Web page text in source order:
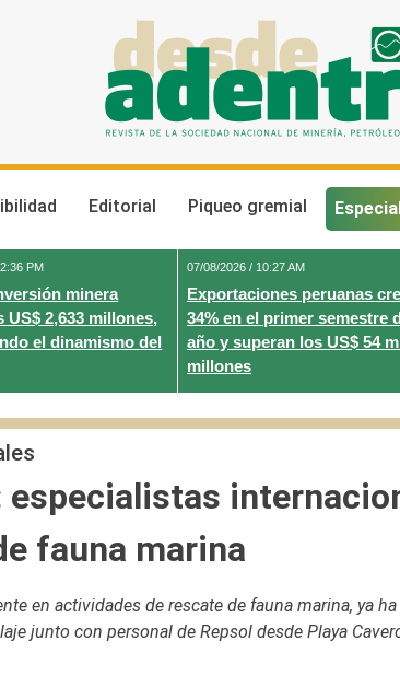
Editorial Piqueo gremial
PM
minera
US$ 2,633 millones,
el dinamismo del
07/08/2026 / 10:27 AM
Exportaciones peruanas
34% en el primer semestre
año y superan los US$ 54
millones
especialistas
fauna marina
en actividades de rescate de fauna marina, ya
junto con personal de Repsol desde Playa